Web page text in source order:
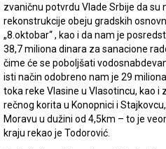
zvaničnu potvrdu Vlade Srbije da
rekonstrukcije obeju gradskih
„8.oktobar“ , kao i da nam je
38,7 miliona dinara za sanacione
čime će se poboljšati
isti način odobreno nam je 29
toka reke Vlasine u Vlasotincu, kao i
rečnog korita u Konopnici i
Moravu u dužini od 4,5km – to je
kraju rekao je Todorović.